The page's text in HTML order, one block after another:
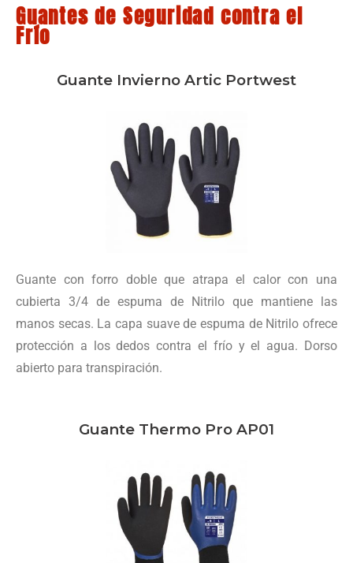
Guantes de Seguridad contra el
Frío
Guante Invierno Artic Portwest
Guante con forro doble que atrapa el calor con una
cubierta 3/4 de espuma de Nitrilo que mantiene las
manos secas. La capa suave de espuma de Nitrilo ofrece
protección a los dedos contra el frío y el agua. Dorso
abierto para transpiración.
Guante Thermo Pro AP01